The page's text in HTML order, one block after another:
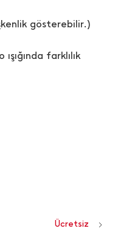
gösterebilir.)
farklılık
Ücretsiz